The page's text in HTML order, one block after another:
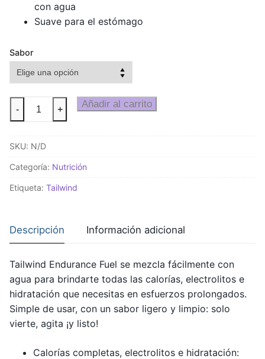
con agua
Suave para el estómago
Sabor
Tailwind
Nutrition
Fuel
-
gr
- + Añadir al carrito
SKU: N/D
Categoría: Nutrición
Etiqueta: Tailwind
Descripción Información adicional
Tailwind Endurance Fuel se mezcla fácilmente con
agua para brindarte todas las calorías, electrolitos e
hidratación que necesitas en esfuerzos prolongados.
Simple de usar, con un sabor ligero y limpio: solo
vierte, agita ¡y listo!
Calorías completas, electrolitos e hidratación: